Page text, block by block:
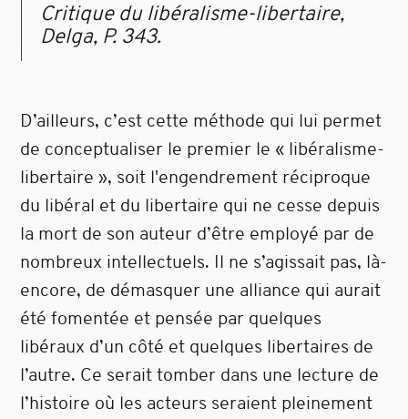
Critique du libéralisme-libertaire,
Delga, P. 343.
D’ailleurs, c’est cette méthode qui lui permet
de conceptualiser le premier le « libéralisme-
libertaire », soit l'engendrement réciproque
du libéral et du libertaire qui ne cesse depuis
la mort de son auteur d’être employé par de
nombreux intellectuels. Il ne s’agissait pas, là-
encore, de démasquer une alliance qui aurait
été fomentée et pensée par quelques
libéraux d’un côté et quelques libertaires de
l’autre. Ce serait tomber dans une lecture de
l’histoire où les acteurs seraient pleinement